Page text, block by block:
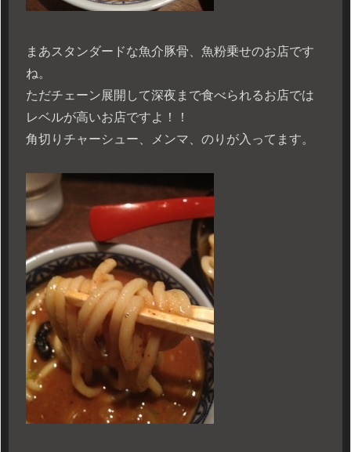
まあスタンダードな魚介豚骨、魚粉乗せのお店です
ね。
ただチェーン展開して深夜まで食べられるお店では
レベルが高いお店ですよ！！
角切りチャーシュー、メンマ、のりが入ってます。